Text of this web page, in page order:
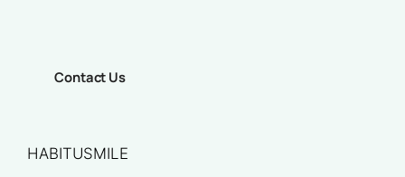
Contact Us
HABITUSMILE